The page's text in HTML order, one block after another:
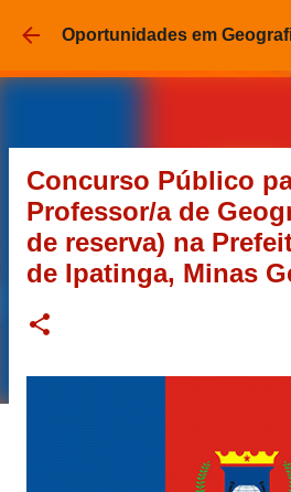
Pular para o
Oportunidades em
Concurso Público
Professor/a de
de reserva) na
de Ipatinga, Minas